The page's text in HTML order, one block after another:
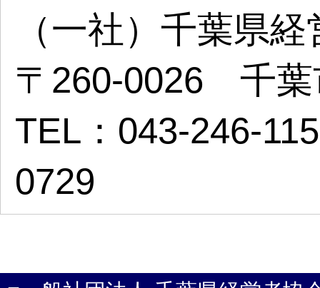
（一社）千葉県
〒260-0026 千
TEL：043-246-
0729